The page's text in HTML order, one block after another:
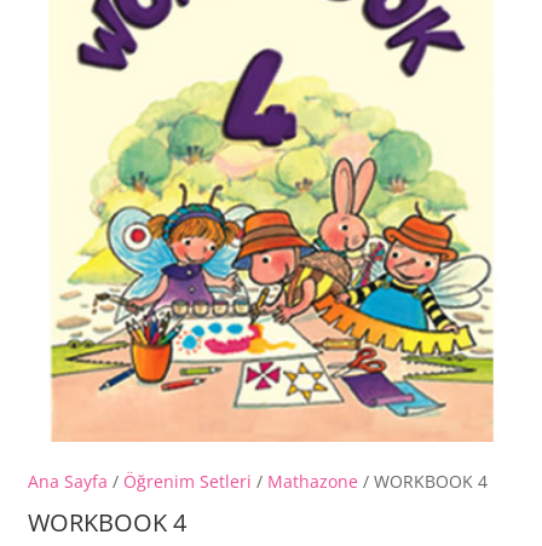
Ana Sayfa / Öğrenim Setleri / Mathazone / WORKBOOK 4
WORKBOOK 4